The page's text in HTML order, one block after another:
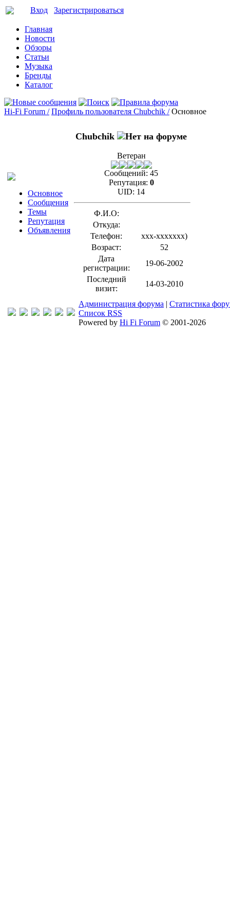
Вход Зарегистрироваться
Главная
Новости
Обзоры
Статьи
Музыка
Бренды
Каталог
Hi-Fi Forum / Профиль пользователя Chubchik / Основное
Основное
Сообщения
Темы
Репутация
Объявления
Chubchik
Ветеран
Сообщений: 45
Репутация: 0
UID: 14
Ф.И.О:
Откуда:
Телефон:
xxx-xxxxxxx)
Возраст:
52
Дата
регистрации:
19-06-2002
Последний
визит:
14-03-2010
Администрация форума | Статистика
Список RSS
Powered by Hi Fi Forum © 2001-2026